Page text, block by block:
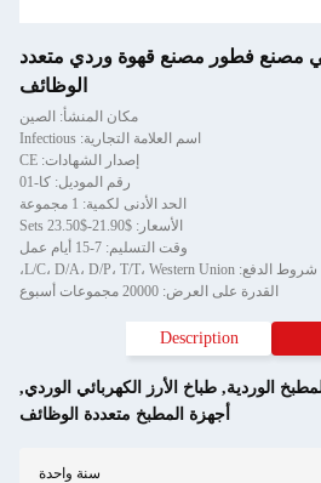
مصنع فطور مصنع قهوة وردي متعدد
الوظائف
مكان المنشأ: الصين
اسم العلامة التجارية: Infectious
إصدار الشهادات: CE
رقم الموديل: كا-01
الحد الأدنى لكمية: 1 مجموعة
الأسعار: $21.90-$23.50 Sets
وقت التسليم: 7-15 أيام عمل
شروط الدفع: L/C، D/A، D/P، T/T، Western Union،
القدرة على العرض: 20000 مجموعات أسبوع
Description
الوردية, طباخ الأرز الكهربائي الوردي,
أجهزة المطبخ متعددة الوظائف
سنة واحدة